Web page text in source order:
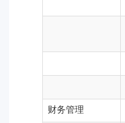
财务管理